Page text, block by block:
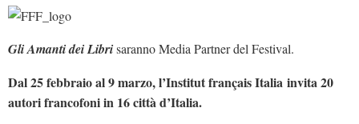
Tabù Festival 2014
A Tutto Volume
Salone di Torino
Marketing
Gli Amanti dei Librisaranno Media Partner del Festival.
Dal25febbraioal9marzo,l’Institut français Italia invita 20
autori francofoni in 16 città d’Italia.